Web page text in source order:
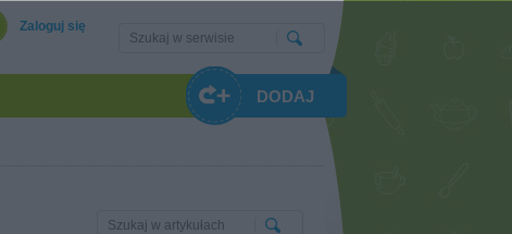
Zaloguj się
DODAJ